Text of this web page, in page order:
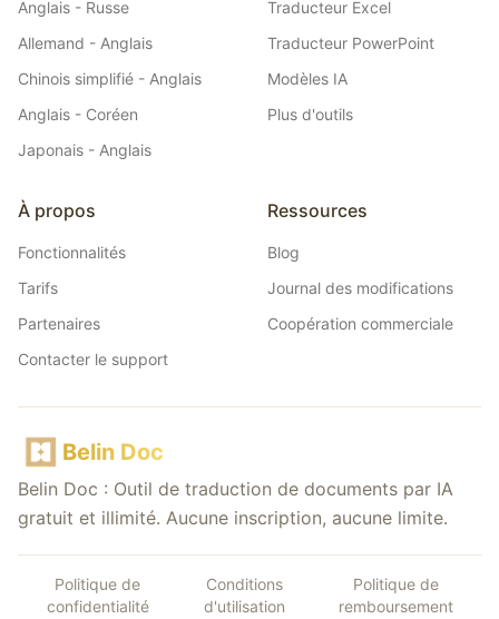
Anglais - Russe
Allemand - Anglais
Chinois simplifié - Anglais
Anglais - Coréen
Japonais - Anglais
Traducteur Excel
Traducteur PowerPoint
Modèles IA
Plus d'outils
À propos
Fonctionnalités
Tarifs
Partenaires
Contacter le support
Ressources
Blog
Journal des modifications
Coopération commerciale
Belin Doc
Belin Doc : Outil de traduction de documents par IA
gratuit et illimité. Aucune inscription, aucune limite.
Politique de
confidentialité
Conditions
d'utilisation
Politique de
remboursement